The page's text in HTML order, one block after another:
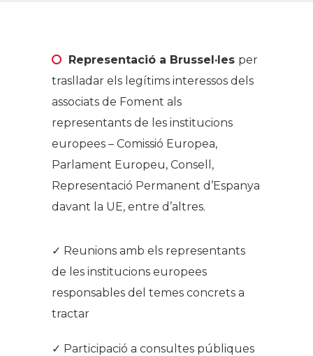
Representació a Brussel·les per
traslladar els legítims interessos dels
associats de Foment als
representants de les institucions
europees – Comissió Europea,
Parlament Europeu, Consell,
Representació Permanent d’Espanya
davant la UE, entre d’altres.
✓ Reunions amb els representants
de les institucions europees
responsables del temes concrets a
tractar
✓ Participació a consultes públiques